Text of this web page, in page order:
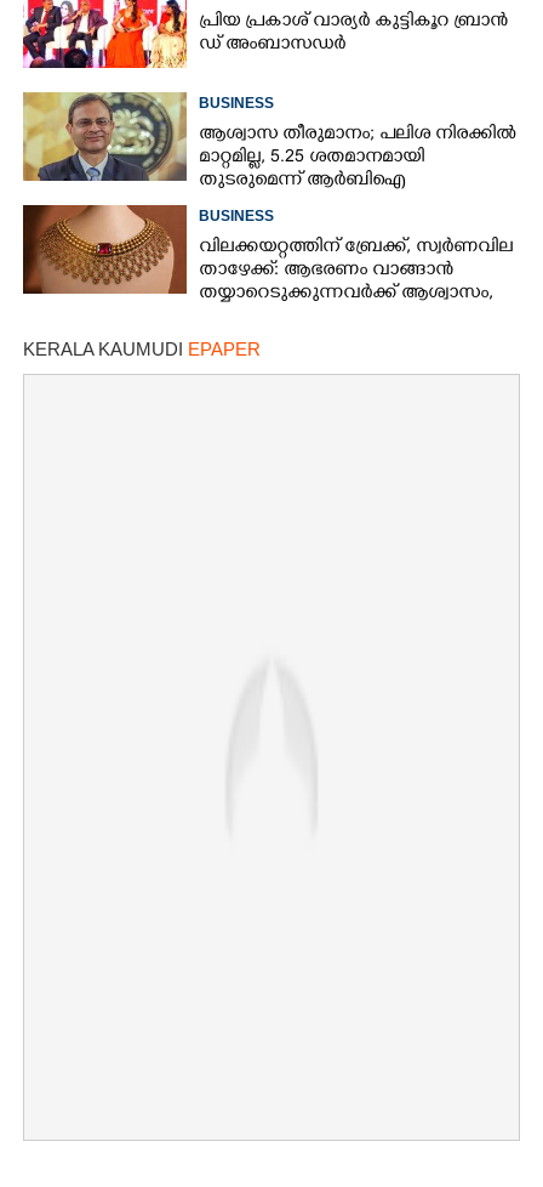
പ്രി​യ​ ​പ്ര​കാ​ശ് ​വാ​ര്യർ കു​ട്ടി​കൂ​റ​ ​ ബ്രാ​ൻ​
ഡ് ​അം​ബാ​സ​ഡ​ർ
BUSINESS
ആശ്വാസ തീരുമാനം; പലിശ നിരക്കിൽ
മാറ്റമില്ല, 5.25 ശതമാനമായി
തുടരുമെന്ന് ആർബിഐ
BUSINESS
വിലക്കയറ്റത്തിന് ബ്രേക്ക്, സ്വർണവില
താഴേക്ക്: ആഭരണം വാങ്ങാൻ
തയ്യാറെടുക്കുന്നവർക്ക് ആശ്വാസം,
KERALA KAUMUDI EPAPER